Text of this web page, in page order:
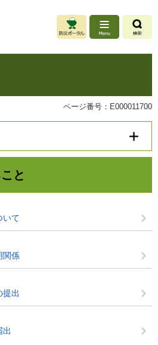
ページ番号：E000011700
と
いて
関係
提出
出